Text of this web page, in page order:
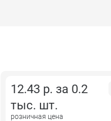
12.43 р. за 0.2
тыс. шт.
розничная цена